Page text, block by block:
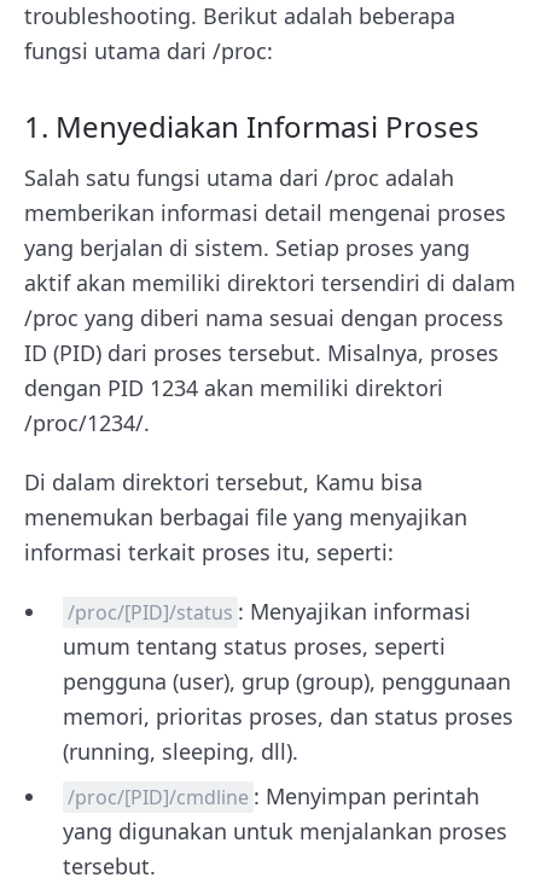
troubleshooting. Berikut adalah beberapa
fungsi utama dari /proc:
1. Menyediakan Informasi Proses
Salah satu fungsi utama dari /proc adalah
memberikan informasi detail mengenai proses
yang berjalan di sistem. Setiap proses yang
aktif akan memiliki direktori tersendiri di dalam
/proc yang diberi nama sesuai dengan process
ID (PID) dari proses tersebut. Misalnya, proses
dengan PID 1234 akan memiliki direktori
/proc/1234/.
Di dalam direktori tersebut, Kamu bisa
menemukan berbagai file yang menyajikan
informasi terkait proses itu, seperti:
/proc/[PID]/status : Menyajikan informasi
umum tentang status proses, seperti
pengguna (user), grup (group), penggunaan
memori, prioritas proses, dan status proses
(running, sleeping, dll).
/proc/[PID]/cmdline : Menyimpan perintah
yang digunakan untuk menjalankan proses
tersebut.